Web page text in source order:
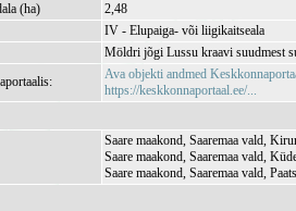
(ha)
2,48
IV - Elupaiga- või liigikaitseala
Möldri jõgi Lussu kraavi suudmest
Ava objekti andmed
https://keskkonnaportaal.ee/...
Saare maakond, Saaremaa vald,
Saare maakond, Saaremaa vald,
Saare maakond, Saaremaa vald,